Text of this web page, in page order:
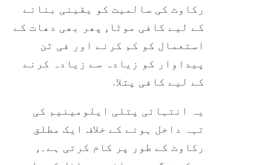
رکاوٹ کی سالمیت کو یقینی بنانے
کے لیے کافی موٹا, پھر بھی دھات کے
استعمال کو کم کرنے اور فی ٹن
پیداوار کو زیادہ سے زیادہ کرنے
کے لیے کافی پتلا.
یہ انتہائی پتلی ایلومینیم کی
تہہ داخل ہونے کے خلاف ایک مطلق
رکاوٹ کے طور پر کام کرتی ہے۔,